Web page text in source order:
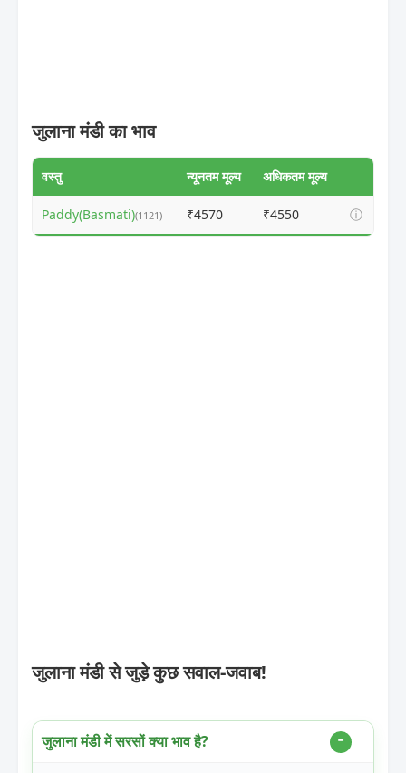
जुलाना मंडी का भाव
वस्तु न्यूनतम मूल्य अधिकतम मूल्य
Paddy(Basmati)(1121) ₹4570 ₹4550 ⓘ
जुलाना मंडी से जुड़े कुछ सवाल-जवाब!
जुलाना मंडी में सरसों क्या भाव है?